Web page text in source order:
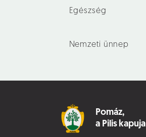
Egészség
Nemzeti ünnep
Pomáz,
a Pilis kapuja